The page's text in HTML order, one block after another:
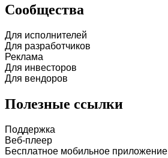
Сообщества
Для исполнителей
Для разработчиков
Реклама
Для инвесторов
Для вендоров
Полезные ссылки
Поддержка
Веб-плеер
Бесплатное мобильное приложение